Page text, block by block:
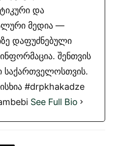
და
მედია —
დაფუძნებული
შენთვის
საქართველოსთვის.
#drpkhakadze
See Full Bio